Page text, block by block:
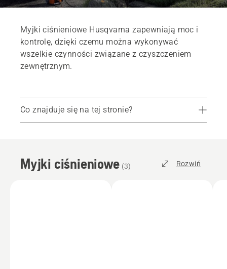
Myjki ciśnieniowe Husqvarna zapewniają moc i
kontrolę, dzięki czemu można wykonywać
wszelkie czynności związane z czyszczeniem
zewnętrznym.
Co znajduje się na tej stronie?
Polecane produkty
Części i osprzęt
Myjki ciśnieniowe (3) Rozwiń